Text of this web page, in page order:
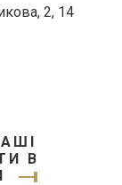
2, 14
В